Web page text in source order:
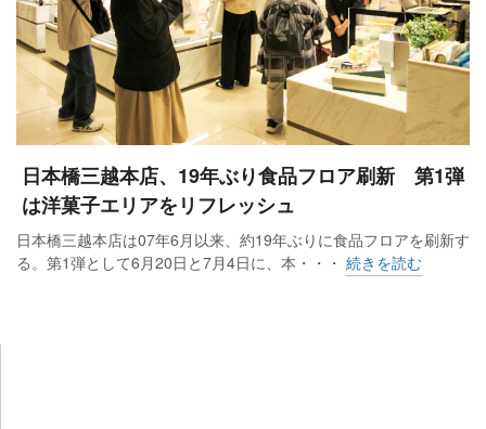
日本橋三越本店、19年ぶり食品フロア刷新 第1弾
は洋菓子エリアをリフレッシュ
日本橋三越本店は07年6月以来、約19年ぶりに食品フロアを刷新す
る。第1弾として6月20日と7月4日に、本・・・ 続きを読む